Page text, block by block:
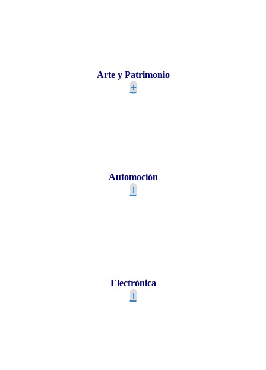
Arte y Patrimonio
+
Automoción
+
Electrónica
+